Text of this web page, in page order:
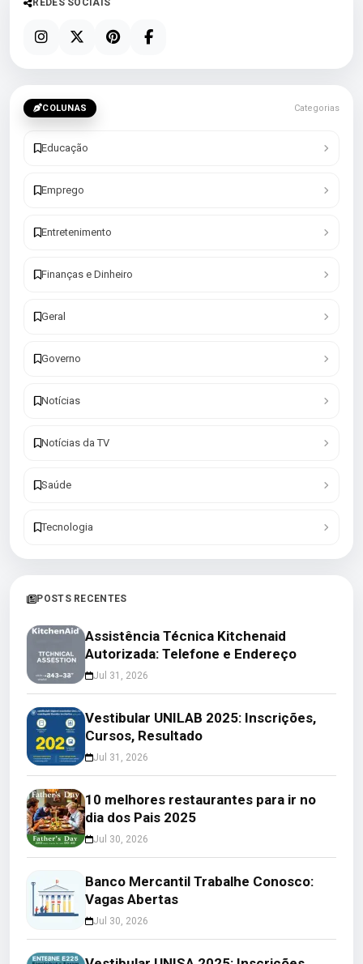
REDES SOCIAIS
COLUNAS Categorias
Educação
Emprego
Entretenimento
Finanças e Dinheiro
Geral
Governo
Notícias
Notícias da TV
Saúde
Tecnologia
POSTS RECENTES
Assistência Técnica Kitchenaid
Autorizada: Telefone e Endereço
Jul 31, 2026
Vestibular UNILAB 2025: Inscrições,
Cursos, Resultado
Jul 31, 2026
10 melhores restaurantes para ir no
dia dos Pais 2025
Jul 30, 2026
Banco Mercantil Trabalhe Conosco:
Vagas Abertas
Jul 30, 2026